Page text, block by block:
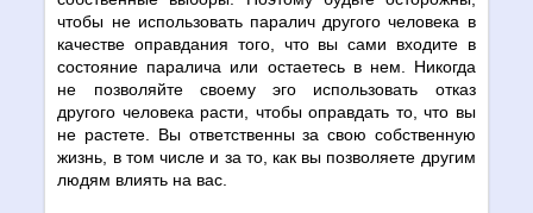
чтобы не использовать паралич другого человека в
качестве оправдания того, что вы сами входите в
состояние паралича или остаетесь в нем. Никогда
не позволяйте своему эго использовать отказ
другого человека расти, чтобы оправдать то, что вы
не растете. Вы ответственны за свою собственную
жизнь, в том числе и за то, как вы позволяете другим
людям влиять на вас.